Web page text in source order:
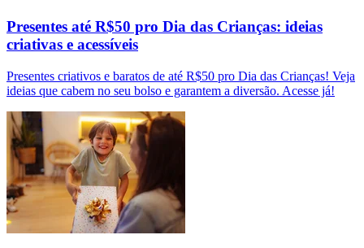
Presentes até R$50 pro Dia das Crianças: ideias
criativas e acessíveis
Presentes criativos e baratos de até R$50 pro Dia das Crianças! Veja
ideias que cabem no seu bolso e garantem a diversão. Acesse já!